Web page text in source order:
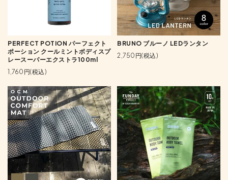
PERFECT POTION パーフェクト
ポーション クールミントボディスプ
レースーパーエクストラ100ml
1,760円(税込)
BRUNO ブルーノ LEDランタン
2,750円(税込)